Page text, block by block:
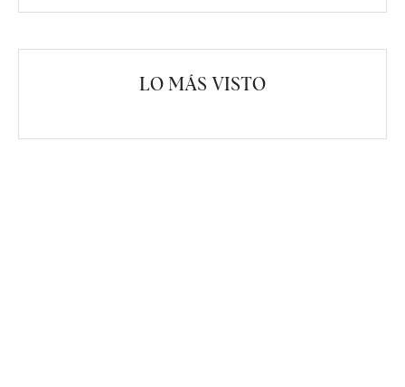
LO MÁS VISTO